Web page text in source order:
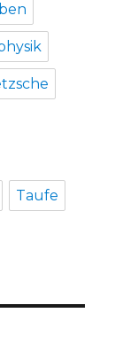
Taufe